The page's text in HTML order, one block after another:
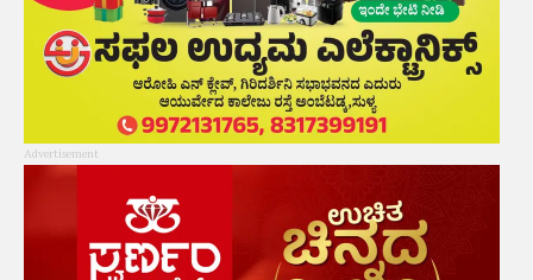
Advertisement